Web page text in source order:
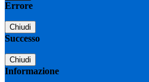
Errore
Chiudi
Successo
Chiudi
Informazione